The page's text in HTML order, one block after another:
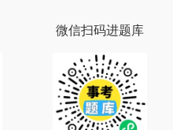
微信扫码进题库